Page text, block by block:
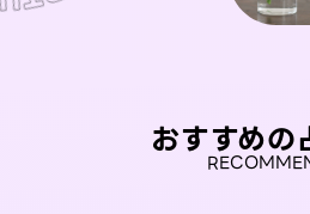
おすすめの